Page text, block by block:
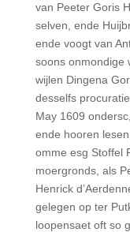
van Peeter Goris
selven, ende
ende voogt van
soons onmondige
wijlen Dingena
desselfs
May 1609
ende hooren
omme esg Stoffel
moergronds, als
Henrick
gelegen op ter
loopensaet oft so